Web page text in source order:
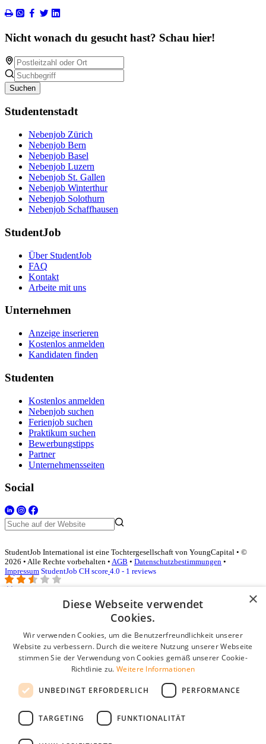
Nicht wonach du gesucht hast? Schau hier!
Suchen
Studentenstadt
Nebenjob Zürich
Nebenjob Bern
Nebenjob Basel
Nebenjob Luzern
Nebenjob St. Gallen
Nebenjob Winterthur
Nebenjob Solothurn
Nebenjob Schaffhausen
StudentJob
Über StudentJob
FAQ
Kontakt
Arbeite mit uns
Unternehmen
Anzeige inserieren
Kostenlos anmelden
Kandidaten finden
Studenten
Kostenlos anmelden
Nebenjob suchen
Ferienjob suchen
Praktikum suchen
Bewerbungstipps
Partner
Unternehmensseiten
Social
StudentJob International ist eine Tochtergesellschaft von YoungCapital • ©
2026 • Alle Rechte vorbehalten • AGB • Datenschutzbestimmungen •
Impressum StudentJob CH score 4.0 - 1 reviews
Login für Unternehmen
E-Mail*
Passwort
Angemeldet bleiben
Passwort vergessen?
Kostenloses Unternehmensprofil
×
Diese Webseite verwendet
Cookies.
Wir verwenden Cookies, um die Benutzerfreundlichkeit unserer
Website zu verbessern. Durch die weitere Nutzung unserer Webseite
stimmen Sie der Verwendung von Cookies gemäß unserer Cookie-
Richtlinie zu. Weitere Informationen
UNBEDINGT ERFORDERLICH PERFORMANCE
TARGETING FUNKTIONALITÄT